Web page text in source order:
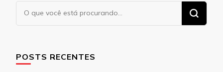
Procurando
algo?
POSTS RECENTES